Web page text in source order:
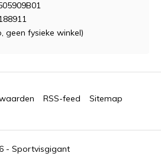
geen fysieke winkel)
- Sportvisgigant
RSS-feed Sitemap